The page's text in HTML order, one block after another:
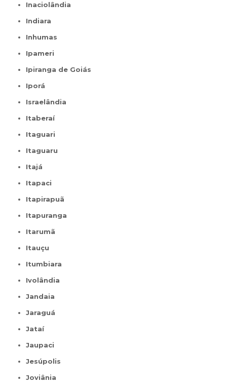
Inaciolândia
Indiara
Inhumas
Ipameri
Ipiranga de Goiás
Iporá
Israelândia
Itaberaí
Itaguari
Itaguaru
Itajá
Itapaci
Itapirapuã
Itapuranga
Itarumã
Itauçu
Itumbiara
Ivolândia
Jandaia
Jaraguá
Jataí
Jaupaci
Jesúpolis
Joviânia